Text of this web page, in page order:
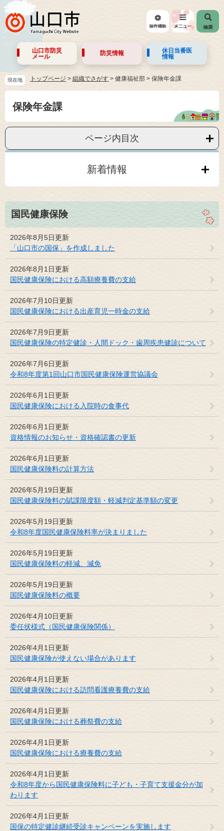
山口市防災
メール
防災情報
休日当番医
情報
現在地 トップページ > 組織でさがす > 健康福祉部 > 保険年金課
保険年金課
ページ内目次
新着情報
国民健康保険
2026年8月5日更新
「山口市の国保」を作成しました
2026年8月1日更新
国民健康保険における高額療養費の支給
2026年7月10日更新
国民健康保険における出産育児一時金の支給
2026年7月9日更新
国民健康保険の特定健診・人間ドック・歯周疾患健診について
2026年7月6日更新
令和8年度第1回山口市国民健康保険運営協議会
2026年6月1日更新
国民健康保険における入院時の食事代
2026年6月1日更新
資格情報のお知らせ・資格確認書の更新
2026年6月1日更新
国民健康保険料の計算方法
2026年5月19日更新
国民健康保険料の賦課限度額・軽減判定基準額の変更
2026年5月19日更新
令和8年度国民健康保険料率が決まりました
2026年5月19日更新
国民健康保険料の軽減、減免
2026年5月19日更新
国民健康保険料の概要
2026年4月10日更新
委任状様式（国民健康保険関係）
2026年4月1日更新
国民健康保険が使えない場合があります
2026年4月1日更新
国民健康保険における訪問看護療養費の支給
2026年4月1日更新
国民健康保険における葬祭費の支給
2026年4月1日更新
国民健康保険における療養費の支給
2026年4月1日更新
令和8年度から国民健康保険料に子ども・子育て支援金分が加
わります
2026年4月1日更新
国保の特定健診継続受診キャンペーンを実施します